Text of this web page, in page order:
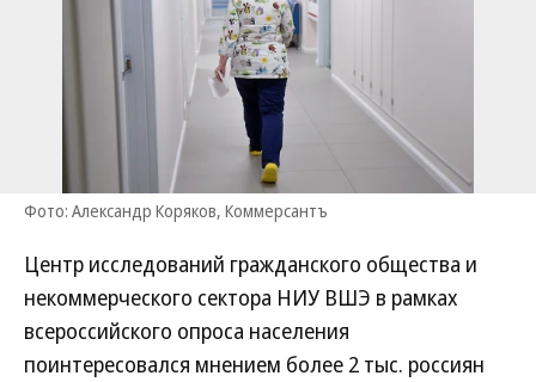
Фото: Александр Коряков, Коммерсантъ
Центр исследований гражданского общества и
некоммерческого сектора НИУ ВШЭ в рамках
всероссийского опроса населения
поинтересовался мнением более 2 тыс. россиян